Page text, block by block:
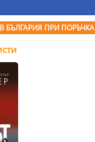
БЪЛГАРИЯ ПРИ ПОРЪЧКА